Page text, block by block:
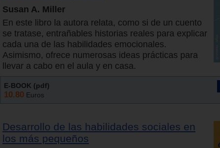
Susan A. Miller
En este libro la autora relata, como si de un cuento
se tratase, entrañables historias reales para explicar
cada una de las habilidades emocionales.
Asimismo, ofrece numerosas ideas prácticas para
llevar a cabo en el aula y en casa.
E-BOOK (pdf)
10.80 Euros
Desarrollo de las habilidades sociales en
los más pequeños